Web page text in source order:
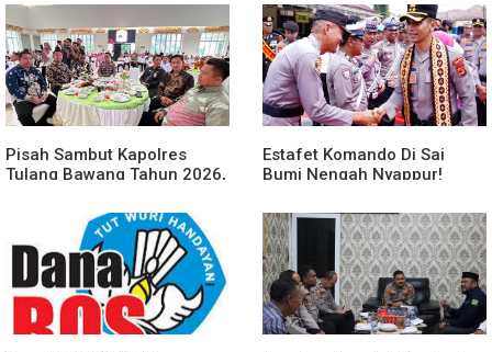
dan Penekanan Pada
Personil
Berlangsung Khidmat
Pisah Sambut Kapolres
Tulang Bawang Tahun 2026,
Forkopimda untuk Menjaga
Stabilitas Daerah
Estafet Komando Di Sai
Bumi Nengah Nyappur!
Dan Penyerahan Tunggul
Kesatuan Polres Tulang
Bawang Berlangsung
Spektakuler